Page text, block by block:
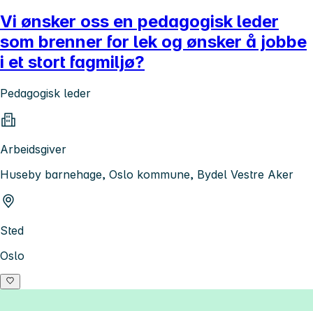
Vi ønsker oss en pedagogisk leder
som brenner for lek og ønsker å jobbe
i et stort fagmiljø?
Pedagogisk leder
Arbeidsgiver
Huseby barnehage, Oslo kommune, Bydel Vestre Aker
Sted
Oslo